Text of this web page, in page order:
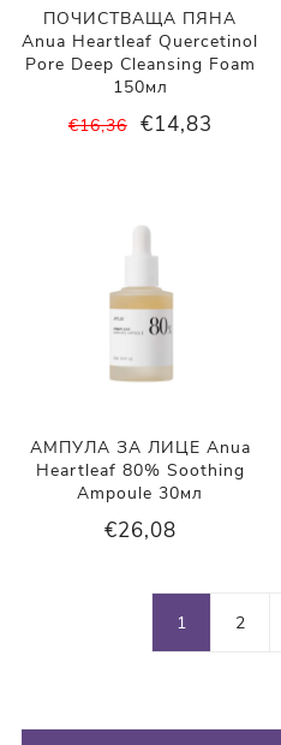
ПОЧИСТВАЩА ПЯНА
Anua Heartleaf Quercetinol
Pore Deep Cleansing Foam
150мл
€16,36 €14,83
АМПУЛА ЗА ЛИЦЕ Anua
Heartleaf 80% Soothing
Ampoule 30мл
€26,08
1 2